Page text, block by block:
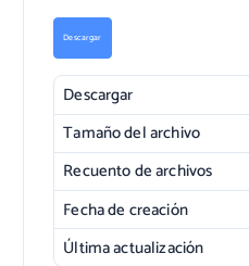
Descargar
Descargar
Tamaño del archivo
Recuento de archivos
Fecha de creación
Última actualización